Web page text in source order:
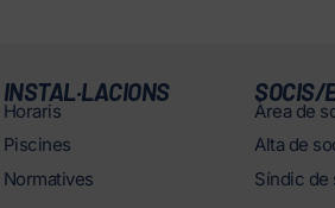
INSTAL·LACIONS
Horaris
Piscines
Normatives
SOCIS/
Àrea de
Alta de
Síndic de